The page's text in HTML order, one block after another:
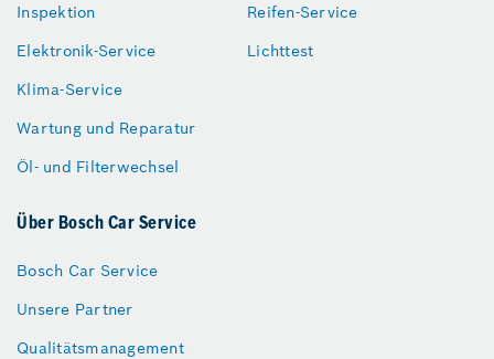
Inspektion
Elektronik-Service
Klima-Service
Wartung und Reparatur
Öl- und Filterwechsel
Reifen-Service
Lichttest
Über Bosch Car Service
Bosch Car Service
Unsere Partner
Qualitätsmanagement